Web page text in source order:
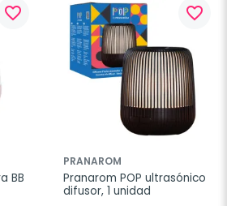
favorite_border
BB
favorite_border
PRANAROM
Pranarom POP ultrasónico
difusor, 1 unidad